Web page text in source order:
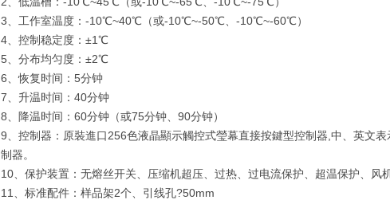
3、工作室温度：-10℃~40℃（或-10℃~-50℃、-10℃~-60℃）
4、控制稳定度：±1℃
5、分布均匀度：±2℃
6、恢复时间：5分钟
7、升温时间：40分钟
8、降温时间：60分钟（或75分钟、90分钟）
9、控制器：原裝進口256色液晶顯示觸控式瑩幕直接按鍵型控制器,中、英文
制器。
10、保护装置：无熔丝开关、压缩机超压、过热、过电流保护、超温保护、风
11、标准配件：样品架2个、引线孔?50mm